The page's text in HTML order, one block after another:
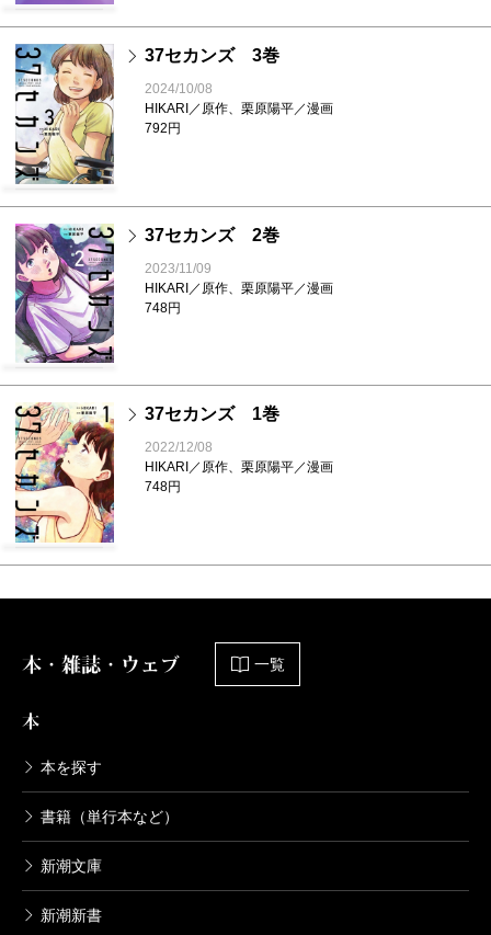
37セカンズ 3巻
2024/10/08
HIKARI／原作、栗原陽平／漫画
792円
37セカンズ 2巻
2023/11/09
HIKARI／原作、栗原陽平／漫画
748円
37セカンズ 1巻
2022/12/08
HIKARI／原作、栗原陽平／漫画
748円
本・雑誌・ウェブ 一覧
本
本を探す
書籍（単行本など）
新潮文庫
新潮新書